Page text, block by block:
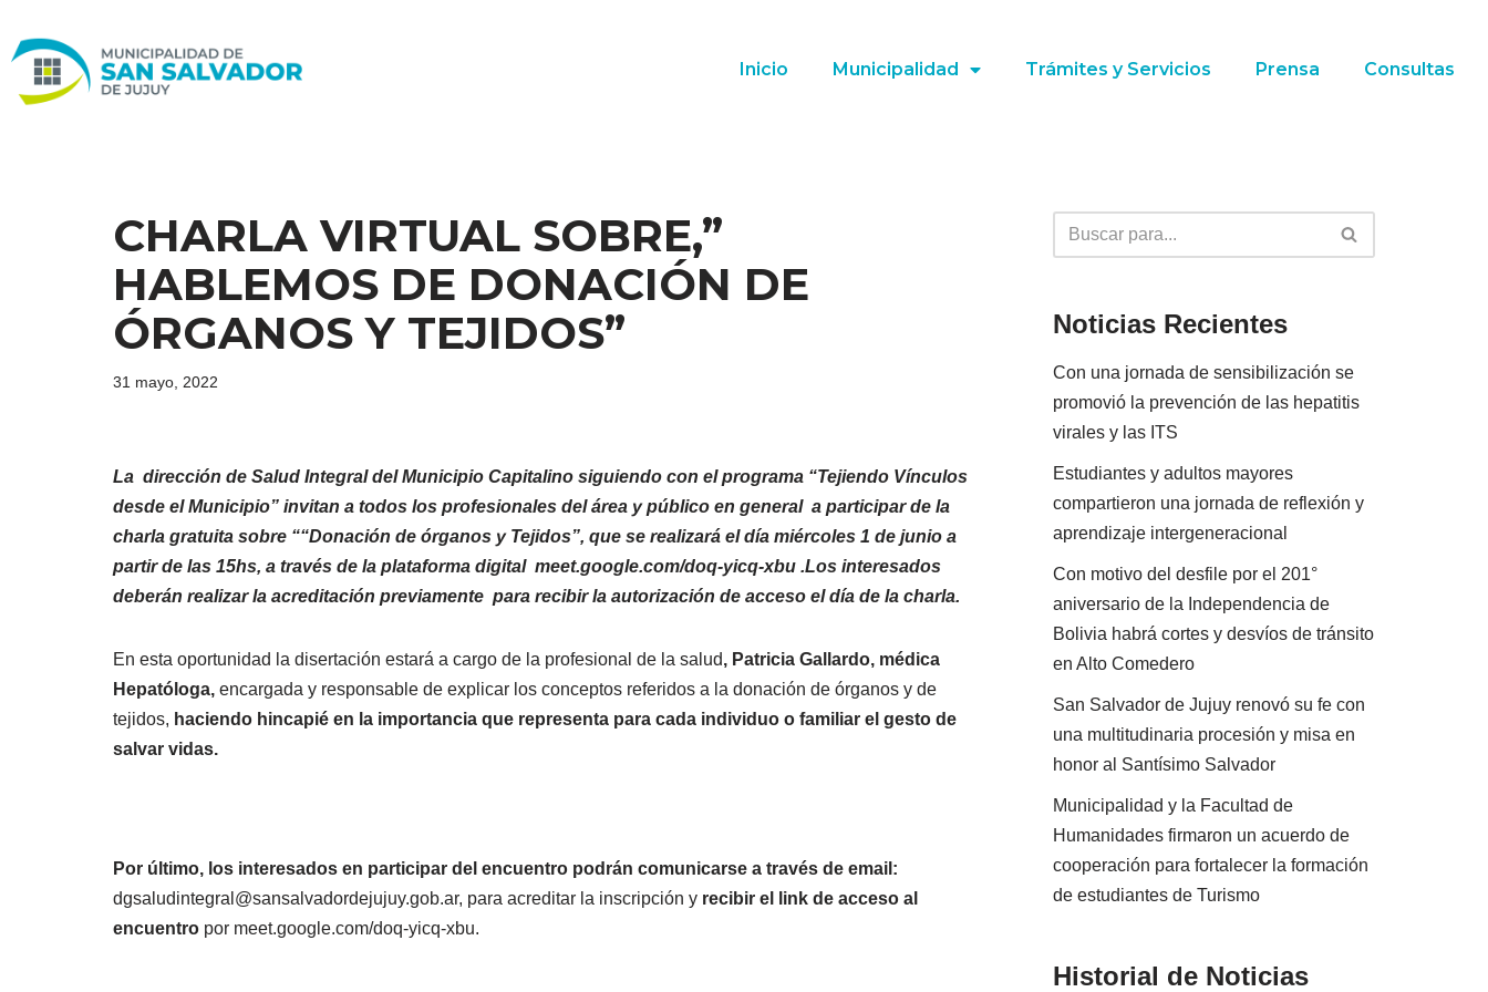
Ir
al
Inicio Municipalidad Trámites y Servicios Prensa Consultas
CHARLA VIRTUAL SOBRE,”
HABLEMOS DE DONACIÓN DE
ÓRGANOS Y TEJIDOS”
31 mayo, 2022
La dirección de Salud Integral del Municipio Capitalino siguiendo con el programa “Tejiendo Vínculos
desde el Municipio” invitan a todos los profesionales del área y público en general a participar de la
charla gratuita sobre ““Donación de órganos y Tejidos”, que se realizará el día miércoles 1 de junio a
partir de las 15hs, a través de la plataforma digital meet.google.com/doq-yicq-xbu .Los interesados
deberán realizar la acreditación previamente para recibir la autorización de acceso el día de la charla.
En esta oportunidad la disertación estará a cargo de la profesional de la salud, Patricia Gallardo, médica
Hepatóloga, encargada y responsable de explicar los conceptos referidos a la donación de órganos y de
tejidos, haciendo hincapié en la importancia que representa para cada individuo o familiar el gesto de
salvar vidas.
Por último, los interesados en participar del encuentro podrán comunicarse a través de email:
dgsaludintegral@sansalvadordejujuy.gob.ar, para acreditar la inscripción y recibir el link de acceso al
encuentro por meet.google.com/doq-yicq-xbu.
Noticias Recientes
Con una jornada de sensibilización se
promovió la prevención de las hepatitis
virales y las ITS
Estudiantes y adultos mayores
compartieron una jornada de reflexión y
aprendizaje intergeneracional
Con motivo del desfile por el 201°
aniversario de la Independencia de
Bolivia habrá cortes y desvíos de tránsito
en Alto Comedero
San Salvador de Jujuy renovó su fe con
una multitudinaria procesión y misa en
honor al Santísimo Salvador
Municipalidad y la Facultad de
Humanidades firmaron un acuerdo de
cooperación para fortalecer la formación
de estudiantes de Turismo
Historial de Noticias